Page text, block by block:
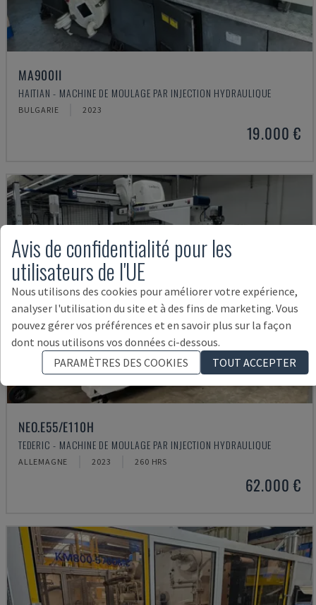
MA900ІІ
HAITIAN - MACHINE DE MOULAGE PAR INJECTION HYDRAULIQUE
BULGARIE 2023
19.000 €
NEO.E55/E110H
TEDERIC - MACHINE DE MOULAGE PAR INJECTION HYDRAULIQUE
ALLEMAGNE 2023 260 HRS
62.000 €
Avis de confidentialité pour les
utilisateurs de l'UE
Nous utilisons des cookies pour améliorer votre expérience,
analyser l'utilisation du site et à des fins de marketing. Vous
pouvez gérer vos préférences et en savoir plus sur la façon
dont nous utilisons vos données ci-dessous.
PARAMÈTRES DES COOKIES
TOUT ACCEPTER